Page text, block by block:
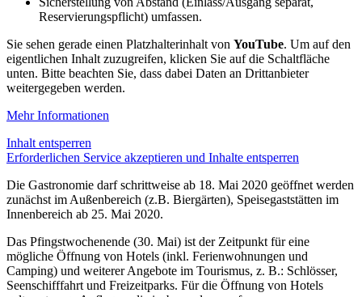
Reservierungspflicht) umfassen.
Sie sehen gerade einen Platzhalterinhalt von YouTube. Um auf den
eigentlichen Inhalt zuzugreifen, klicken Sie auf die Schaltfläche
unten. Bitte beachten Sie, dass dabei Daten an Drittanbieter
weitergegeben werden.
Mehr Informationen
Inhalt entsperren
Erforderlichen Service akzeptieren und Inhalte entsperren
Die Gastronomie darf schrittweise ab 18. Mai 2020 geöffnet werden
zunächst im Außenbereich (z.B. Biergärten), Speisegaststätten im
Innenbereich ab 25. Mai 2020.
Das Pfingstwochenende (30. Mai) ist der Zeitpunkt für eine
mögliche Öffnung von Hotels (inkl. Ferienwohnungen und
Camping) und weiterer Angebote im Tourismus, z. B.: Schlösser,
Seenschifffahrt und Freizeitparks. Für die Öffnung von Hotels